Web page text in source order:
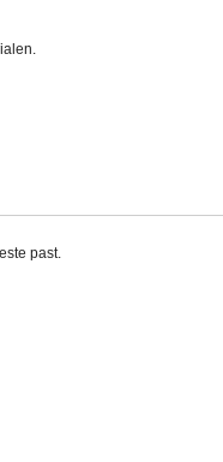
past.